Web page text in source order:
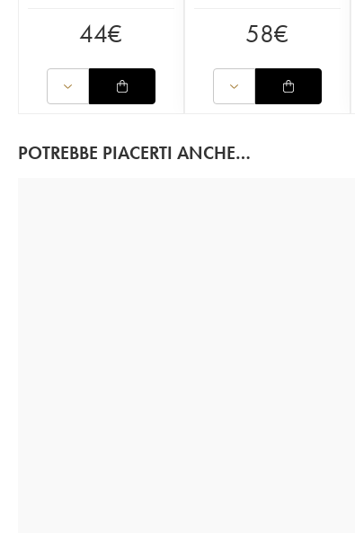
44€ 58€
POTREBBE PIACERTI ANCHE…